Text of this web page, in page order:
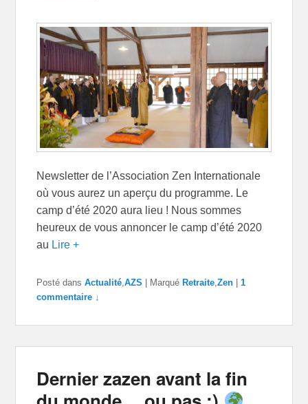
Newsletter de l’Association Zen Internationale
où vous aurez un aperçu du programme. Le
camp d’été 2020 aura lieu ! Nous sommes
heureux de vous annoncer le camp d’été 2020
au Lire +
Posté dans Actualité,AZS Marqué Retraite,Zen |1
commentaire ↓
Dernier zazen avant la fin